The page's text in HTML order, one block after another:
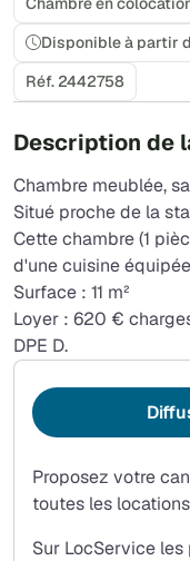
Disponible à partir
Réf. 2442758
Description de
Chambre meublée,
Situé proche de la
Cette chambre (1
d'une cuisine
Surface : 11 m²
Loyer : 620 €
DPE D.
Proposez votre
toutes les
Sur LocService